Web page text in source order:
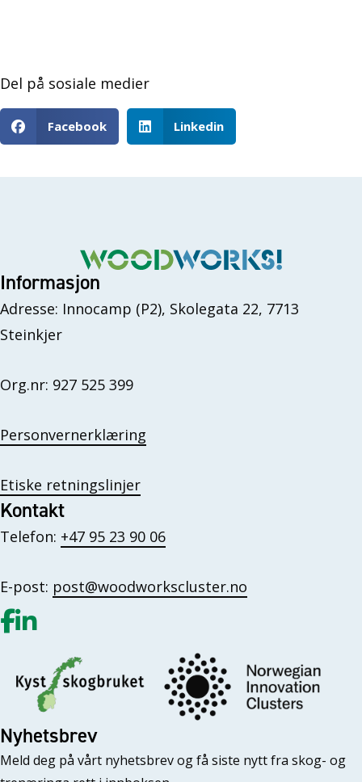
Del på sosiale medier
Facebook Linkedin
Informasjon
Adresse: Innocamp (P2), Skolegata 22, 7713
Steinkjer
Org.nr: 927 525 399
Personvernerklæring
Etiske retningslinjer
Kontakt
Telefon: +47 95 23 90 06
E-post: post@woodworkscluster.no
Gå til vår Facebook
Gå til vår LinkedIn
Nyhetsbrev
Meld deg på vårt nyhetsbrev og få siste nytt fra skog- og